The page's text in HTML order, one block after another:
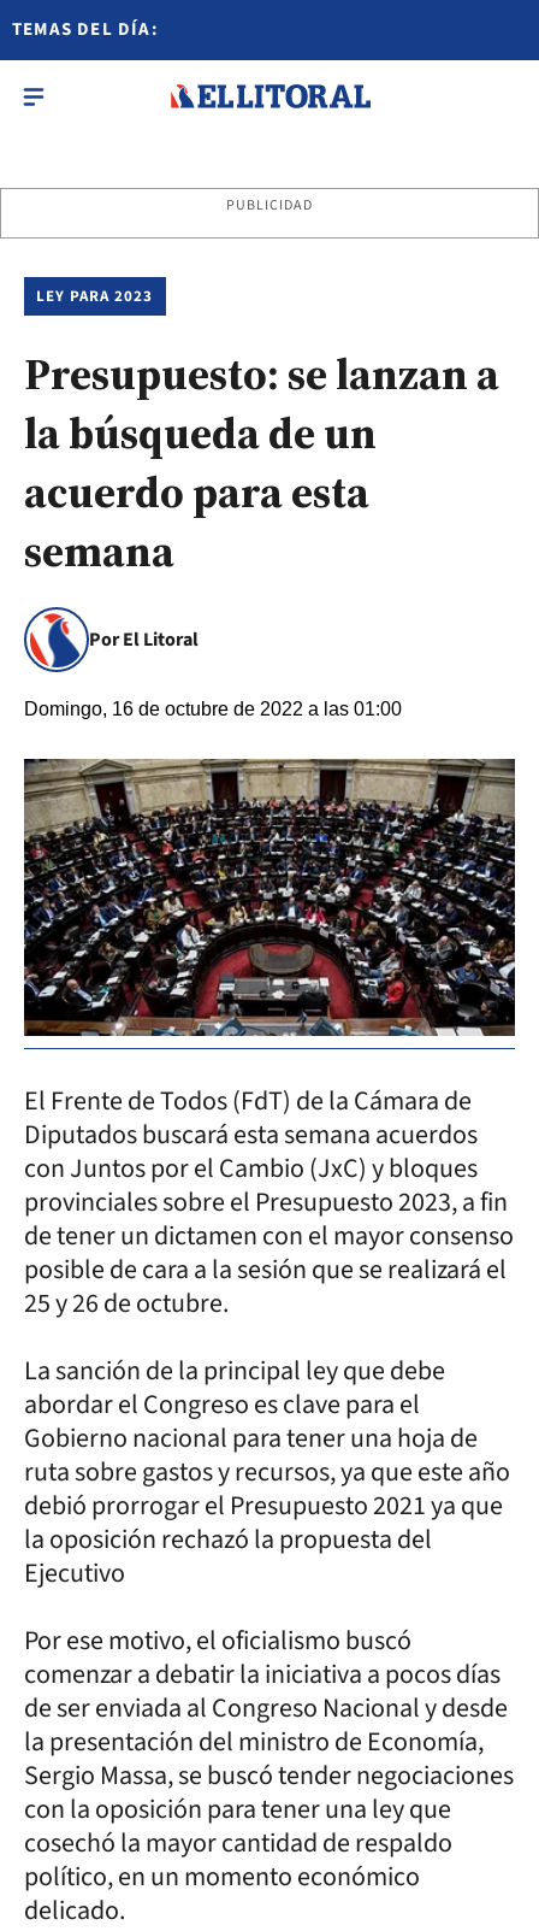
TEMAS DEL DÍA:
PUBLICIDAD
LEY PARA 2023
Presupuesto: se lanzan a
la búsqueda de un
acuerdo para esta
semana
Por El Litoral
Domingo, 16 de octubre de 2022 a las 01:00
El Frente de Todos (FdT) de la Cámara de
Diputados buscará esta semana acuerdos
con Juntos por el Cambio (JxC) y bloques
provinciales sobre el Presupuesto 2023, a fin
de tener un dictamen con el mayor consenso
posible de cara a la sesión que se realizará el
25 y 26 de octubre.
La sanción de la principal ley que debe
abordar el Congreso es clave para el
Gobierno nacional para tener una hoja de
ruta sobre gastos y recursos, ya que este año
debió prorrogar el Presupuesto 2021 ya que
la oposición rechazó la propuesta del
Ejecutivo
Por ese motivo, el oficialismo buscó
comenzar a debatir la iniciativa a pocos días
de ser enviada al Congreso Nacional y desde
la presentación del ministro de Economía,
Sergio Massa, se buscó tender negociaciones
con la oposición para tener una ley que
cosechó la mayor cantidad de respaldo
político, en un momento económico
delicado.